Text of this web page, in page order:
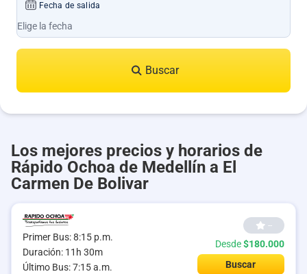
Fecha de salida
Buscar
Los mejores precios y horarios de
Rápido Ochoa de Medellín a El
Carmen De Bolivar
Primer Bus: 8:15 p.m.
Duración: 11h 30m
Último Bus: 7:15 a.m.
--
Desde$180.000
Buscar